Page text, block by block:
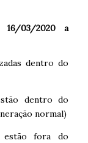
16/03/2020 a
dentro do
dentro do
normal)
estão fora do